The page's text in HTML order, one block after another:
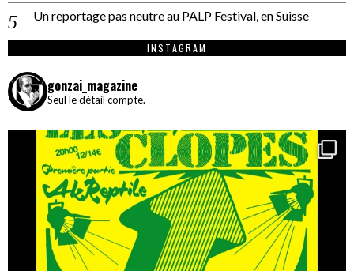
Un reportage pas neutre au PALP Festival, en Suisse
INSTAGRAM
gonzai_magazine
Seul le détail compte.